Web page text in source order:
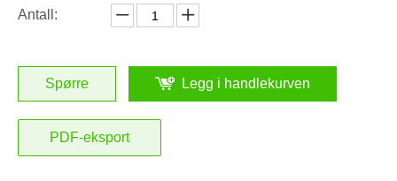
Antall:
Spørre Legg i handlekurven
PDF-eksport